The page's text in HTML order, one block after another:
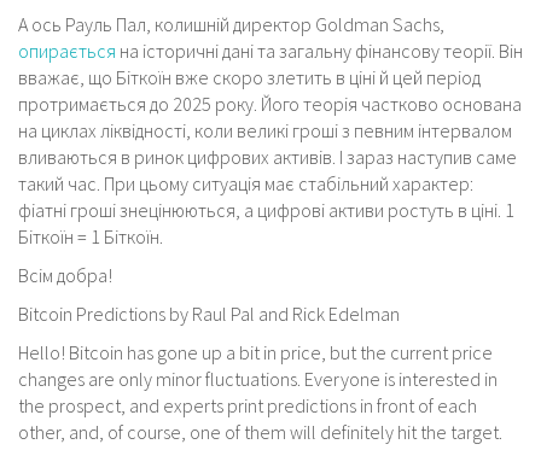
А ось Рауль Пал, колишній директор Goldman Sachs,
опирається на історичні дані та загальну фінансову теорії. Він
вважає, що Біткоїн вже скоро злетить в ціні й цей період
протримається до 2025 року. Його теорія частково основана
на циклах ліквідності, коли великі гроші з певним інтервалом
вливаються в ринок цифрових активів. І зараз наступив саме
такий час. При цьому ситуація має стабільний характер:
фіатні гроші знецінюються, а цифрові активи ростуть в ціні. 1
Біткоїн = 1 Біткоїн.
Всім добра!
Bitcoin Predictions by Raul Pal and Rick Edelman
Hello! Bitcoin has gone up a bit in price, but the current price
changes are only minor fluctuations. Everyone is interested in
the prospect, and experts print predictions in front of each
other, and, of course, one of them will definitely hit the target.